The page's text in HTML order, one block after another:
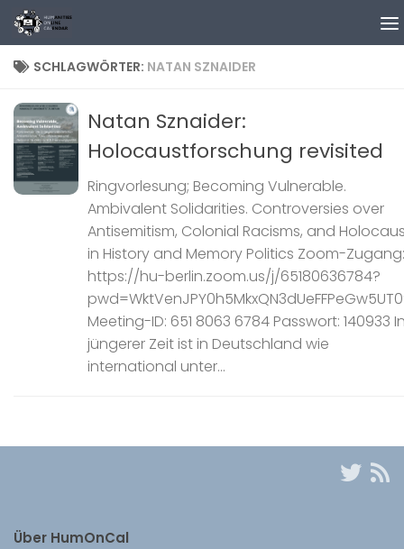
Zum Inhalt springen
SCHLAGWÖRTER: NATAN SZNAIDER
Natan Sznaider:
Holocaustforschung revisited
Ringvorlesung; Becoming Vulnerable.
Ambivalent Solidarities. Controversies over
Antisemitism, Colonial Racisms, and
in History and Memory Politics Zoom-Zugang:
https://hu-berlin.zoom.us/j/65180636784?
Meeting-ID: 651 8063 6784 Passwort: 140933
jüngerer Zeit ist in Deutschland wie
international unter...
Über HumOnCal